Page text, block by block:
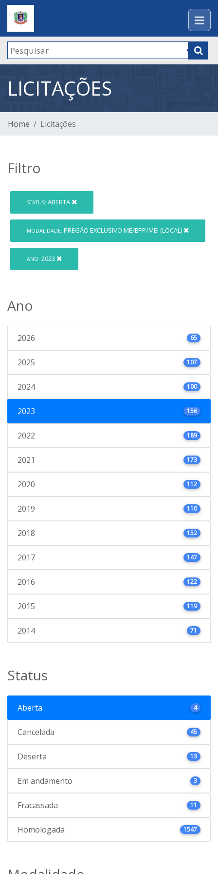
LICITAÇÕES
Home Licitações
Filtro
STATUS: ABERTA
MODALIDADE: PREGÃO EXCLUSIVO ME/EPP/MEI (LOCAL)
ANO: 2023
Ano
2026 65
2025 107
2024 100
2023 156
2022 189
2021 173
2020 112
2019 110
2018 152
2017 147
2016 122
2015 119
2014 71
Status
Aberta 4
Cancelada 45
Deserta 13
Em andamento 3
Fracassada 11
Homologada 1547